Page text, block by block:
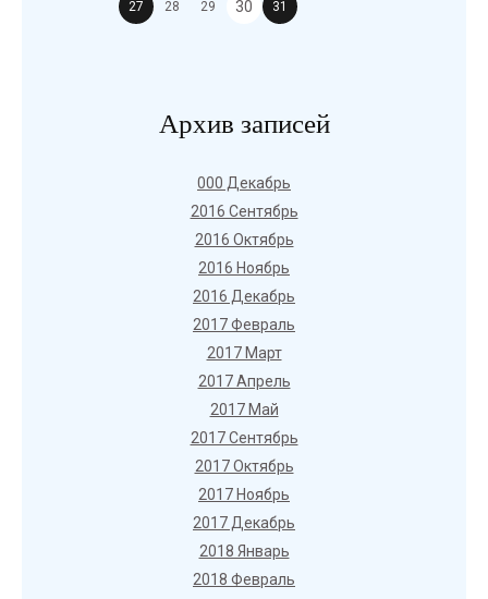
27 28 29 30 31
Архив записей
000 Декабрь
2016 Сентябрь
2016 Октябрь
2016 Ноябрь
2016 Декабрь
2017 Февраль
2017 Март
2017 Апрель
2017 Май
2017 Сентябрь
2017 Октябрь
2017 Ноябрь
2017 Декабрь
2018 Январь
2018 Февраль